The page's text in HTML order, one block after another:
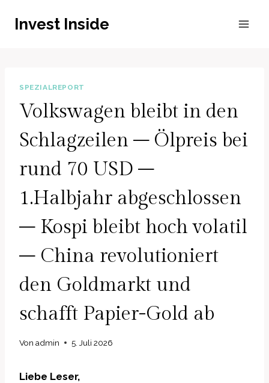
InhaltInvest Inside
SPEZIALREPORT
Volkswagen bleibt in den
Schlagzeilen – Ölpreis bei
rund 70 USD –
1.Halbjahr abgeschlossen
– Kospi bleibt hoch volatil
– China revolutioniert
den Goldmarkt und
schafft Papier-Gold ab
Von admin 5. Juli 2026
Liebe Leser,